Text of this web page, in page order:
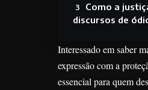
Como a
discursos de
Interessado em saber
expressão com a
essencial para quem